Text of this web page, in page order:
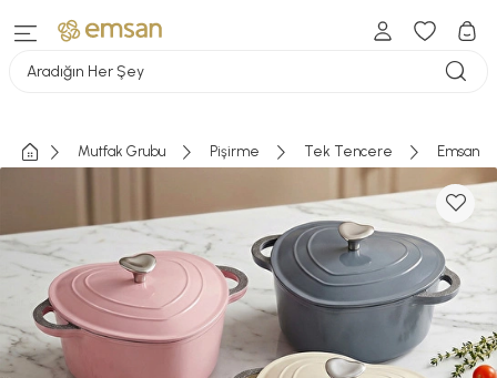
Aradığın Her Şey
Mutfak Grubu Pişirme Tek Tencere Emsan